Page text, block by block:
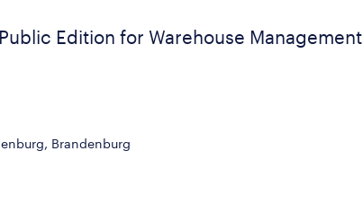
Edition for Warehouse Management
Brandenburg